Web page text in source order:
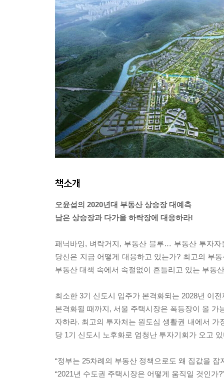
책소개
오윤섭의 2020년대 부동산 상승장 대예측
남은 상승장과 다가올 하락장에 대응하라!
패닉바잉, 벼락거지, 부동산 블루… 부동산 투자
당신은 지금 어떻게 대응하고 있는가? 최고의 부
부동산 대책 속에서 속절없이 흔들리고 있는 부동
최소한 3기 신도시 입주가 본격화되는 2028년 이
본격화될 때까지, 서울 주택시장은 폭등장이 올
자하라. 최고의 투자처는 원도심 생활권 내에서
당 1기 신도시 노후화로 엄청난 투자기회가 오고
“정부는 25차례의 부동산 정책으로도 왜 집값을 잡
“2021년 수도권 주택시장은 어떻게 움직일 것인가